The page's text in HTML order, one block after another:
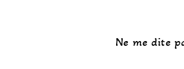
Ne me dite